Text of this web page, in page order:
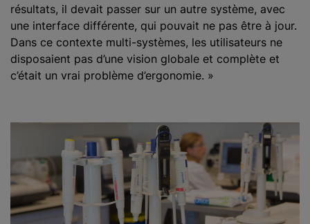
résultats, il devait passer sur un autre système, avec
une interface différente, qui pouvait ne pas être à jour.
Dans ce contexte multi-systèmes, les utilisateurs ne
disposaient pas d’une vision globale et complète et
c’était un vrai problème d’ergonomie. »